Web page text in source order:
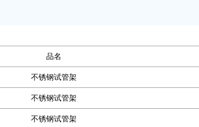
品名
不锈钢试管架
不锈钢试管架
不锈钢试管架